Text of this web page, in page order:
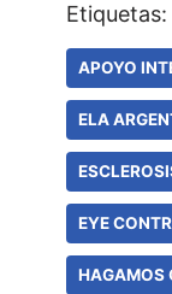
Etiquetas:
APOYO
ELA
EYE
HAGAMOS